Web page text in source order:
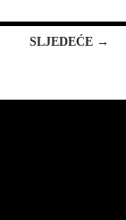
SLJEDEĆE →